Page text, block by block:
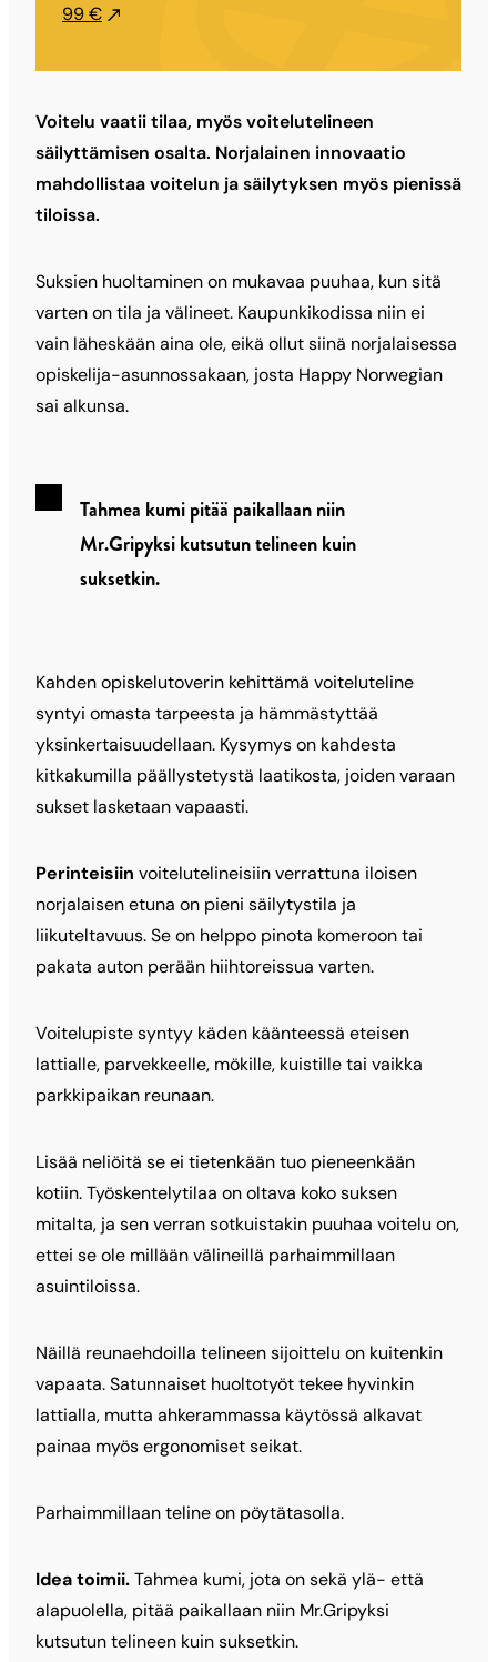
99 €
Voitelu vaatii tilaa, myös voitelutelineen
säilyttämisen osalta. Norjalainen innovaatio
mahdollistaa voitelun ja säilytyksen myös pienissä
tiloissa.
Suksien huoltaminen on mukavaa puuhaa, kun sitä
varten on tila ja välineet. Kaupunkikodissa niin ei
vain läheskään aina ole, eikä ollut siinä norjalaisessa
opiskelija-asunnossakaan, josta Happy Norwegian
sai alkunsa.
Tahmea kumi pitää paikallaan niin
Mr.Gripyksi kutsutun telineen kuin
suksetkin.
Kahden opiskelutoverin kehittämä voiteluteline
syntyi omasta tarpeesta ja hämmästyttää
yksinkertaisuudellaan. Kysymys on kahdesta
kitkakumilla päällystetystä laatikosta, joiden varaan
sukset lasketaan vapaasti.
Perinteisiin voitelutelineisiin verrattuna iloisen
norjalaisen etuna on pieni säilytystila ja
liikuteltavuus. Se on helppo pinota komeroon tai
pakata auton perään hiihtoreissua varten.
Voitelupiste syntyy käden käänteessä eteisen
lattialle, parvekkeelle, mökille, kuistille tai vaikka
parkkipaikan reunaan.
Lisää neliöitä se ei tietenkään tuo pieneenkään
kotiin. Työskentelytilaa on oltava koko suksen
mitalta, ja sen verran sotkuistakin puuhaa voitelu on,
ettei se ole millään välineillä parhaimmillaan
asuintiloissa.
Näillä reunaehdoilla telineen sijoittelu on kuitenkin
vapaata. Satunnaiset huoltotyöt tekee hyvinkin
lattialla, mutta ahkerammassa käytössä alkavat
painaa myös ergonomiset seikat.
Parhaimmillaan teline on pöytätasolla.
Idea toimii.Tahmea kumi, jota on sekä ylä- että
alapuolella, pitää paikallaan niin Mr.Gripyksi
kutsutun telineen kuin suksetkin.